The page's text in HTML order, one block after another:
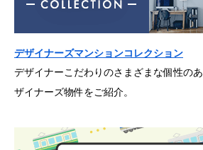
デザイナーズマンションコレクション
デザイナーこだわりのさまざまな個性の
ザイナーズ物件をご紹介。